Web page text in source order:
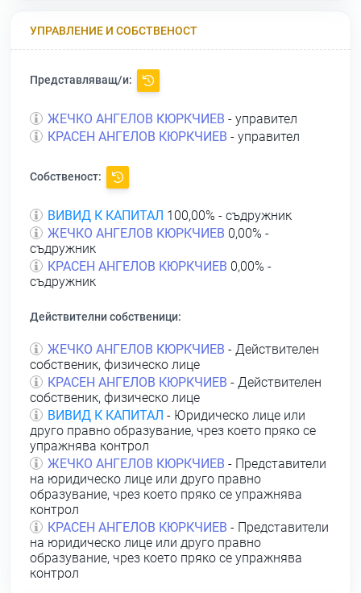
УПРАВЛЕНИЕ И СОБСТВЕНОСТ
Представляващ/и:
ЖЕЧКО АНГЕЛОВ КЮРКЧИЕВ - управител
КРАСЕН АНГЕЛОВ КЮРКЧИЕВ - управител
Собственост:
ВИВИД К КАПИТАЛ 100,00% - съдружник
ЖЕЧКО АНГЕЛОВ КЮРКЧИЕВ 0,00% -
съдружник
КРАСЕН АНГЕЛОВ КЮРКЧИЕВ 0,00% -
съдружник
Действителни собственици:
ЖЕЧКО АНГЕЛОВ КЮРКЧИЕВ - Действителен
собственик, физическо лице
КРАСЕН АНГЕЛОВ КЮРКЧИЕВ - Действителен
собственик, физическо лице
ВИВИД К КАПИТАЛ - Юридическо лице или
друго правно образувание, чрез което пряко се
упражнява контрол
ЖЕЧКО АНГЕЛОВ КЮРКЧИЕВ - Представители
на юридическо лице или друго правно
образувание, чрез което пряко се упражнява
контрол
КРАСЕН АНГЕЛОВ КЮРКЧИЕВ - Представители
на юридическо лице или друго правно
образувание, чрез което пряко се упражнява
контрол